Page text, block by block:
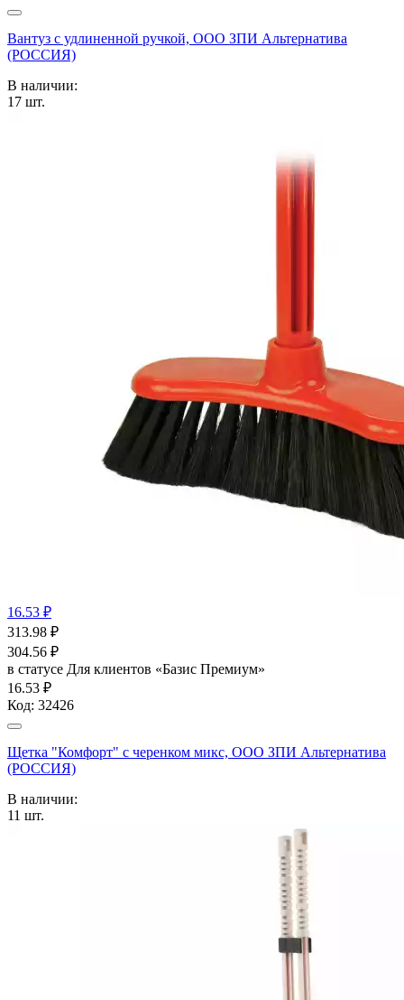
Вантуз с удлиненной ручкой, ООО ЗПИ Альтернатива
(РОССИЯ)
В наличии:
17 шт.
16.53 ₽
313.98 ₽
304.56 ₽
в статусе Для клиентов «Базис Премиум»
16.53 ₽
Код: 32426
Щетка "Комфорт" с черенком микс, ООО ЗПИ Альтернатива
(РОССИЯ)
В наличии:
11 шт.